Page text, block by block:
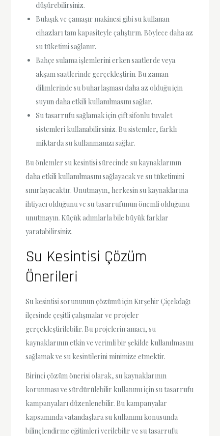
düşürebilirsiniz.
Bulaşık ve çamaşır makinesi gibi su kullanan
cihazları tam kapasiteyle çalıştırın. Böylece daha az
su tüketimi sağlanır.
Bahçe sulama işlemlerini erken saatlerde veya
akşam saatlerinde gerçekleştirin. Bu zaman
dilimlerinde su buharlaşması daha az olduğu için
suyun daha etkili kullanılmasını sağlar.
Su tasarrufu sağlamak için çift sifonlu tuvalet
sistemleri kullanabilirsiniz. Bu sistemler, farklı
miktarda su kullanmanızı sağlar.
Bu önlemler su kesintisi sürecinde su kaynaklarının
daha etkili kullanılmasını sağlayacak ve su tüketimini
sınırlayacaktır. Unutmayın, herkesin su kaynaklarına
ihtiyacı olduğunu ve su tasarrufunun önemli olduğunu
unutmayın. Küçük adımlarla bile büyük farklar
yaratabilirsiniz.
Su Kesintisi Çözüm
Önerileri
Su kesintisi sorununun çözümü için Kırşehir Çiçekdağı
ilçesinde çeşitli çalışmalar ve projeler
gerçekleştirilebilir. Bu projelerin amacı, su
kaynaklarının etkin ve verimli bir şekilde kullanılmasını
sağlamak ve su kesintilerini minimize etmektir.
Birinci çözüm önerisi olarak, su kaynaklarının
korunması ve sürdürülebilir kullanımı için su tasarrufu
kampanyaları düzenlenebilir. Bu kampanyalar
kapsamında vatandaşlara su kullanımı konusunda
bilinçlendirme eğitimleri verilebilir ve su tasarrufu